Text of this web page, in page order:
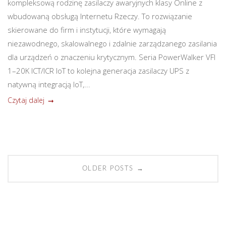
kompleksową rodzinę zasilaczy awaryjnych klasy Online z
wbudowaną obsługą Internetu Rzeczy. To rozwiązanie
skierowane do firm i instytucji, które wymagają
niezawodnego, skalowalnego i zdalnie zarządzanego zasilania
dla urządzeń o znaczeniu krytycznym. Seria PowerWalker VFI
1–20K ICT/ICR IoT to kolejna generacja zasilaczy UPS z
natywną integracją IoT,...
Czytaj dalej
OLDER POSTS →